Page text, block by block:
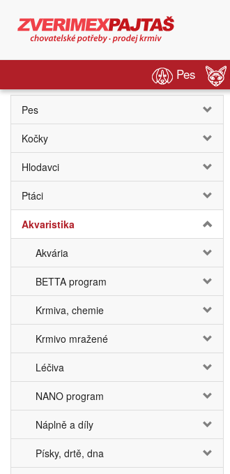
Pes
Pes
Kočky
Hlodavci
Ptáci
Akvaristika
Akvária
BETTA program
Krmiva, chemie
Krmivo mražené
Léčiva
NANO program
Náplně a díly
Písky, drtě, dna